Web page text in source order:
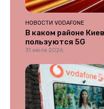
НОВОСТИ VODAFONE
В каком районе
пользуются 5G
31 июля 2026